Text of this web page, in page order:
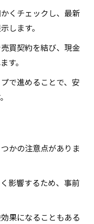
くチェックし、最新
します。
買契約を結び、現金
す。
で進めることで、安
かの注意点がありま
影響するため、事前
果になることもある